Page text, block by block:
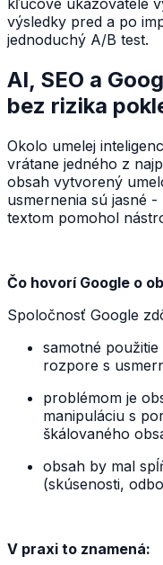
kľúčové ukazovatele
výsledky pred a po
jednoduchý A/B test.
AI, SEO a
bez rizika
Okolo umelej
vrátane jedného z
obsah vytvorený
usmernenia sú jasné
textom pomohol
Čo hovorí Google o
Spoločnosť Google
samotné použitie
rozpore s
problémom je
manipuláciu s
škálovaného
obsah by mal
(skúsenosti,
V praxi to znamená: